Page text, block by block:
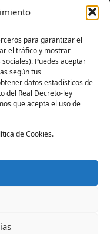
para garantizar el
el tráfico y mostrar
Puedes aceptar
según tus
datos estadísticos de
del Real Decreto-ley
que acepta el uso de
de Cookies.
F4 Movimiento